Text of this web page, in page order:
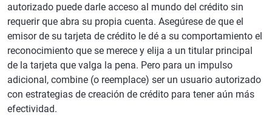
autorizado puede darle acceso al mundo del crédito sin
requerir que abra su propia cuenta. Asegúrese de que el
emisor de su tarjeta de crédito le dé a su comportamiento el
reconocimiento que se merece y elija a un titular principal
de la tarjeta que valga la pena. Pero para un impulso
adicional, combine (o reemplace) ser un usuario autorizado
con estrategias de creación de crédito para tener aún más
efectividad.